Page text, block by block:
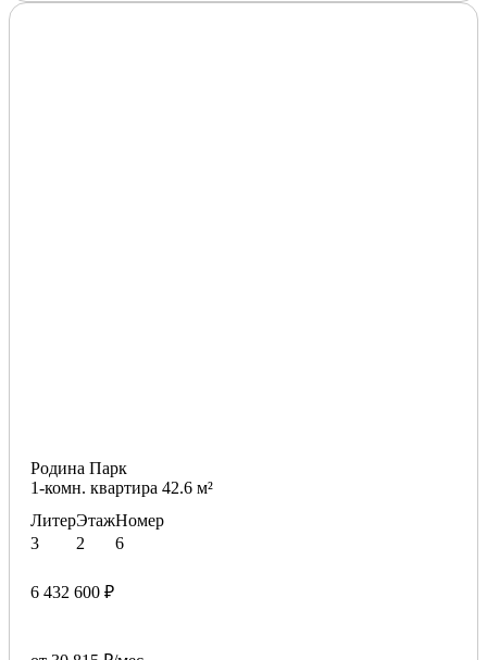
Родина Парк
1-комн. квартира 42.6 м²
Литер
3
Этаж
2
Номер
6
6 432 600 ₽